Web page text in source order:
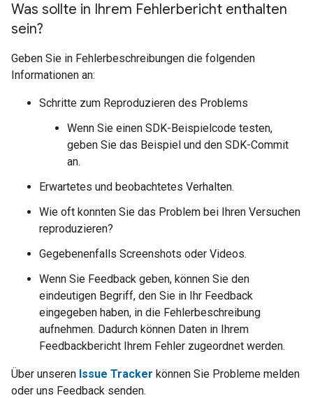
Was sollte in Ihrem Fehlerbericht enthalten
sein?
Geben Sie in Fehlerbeschreibungen die folgenden
Informationen an:
Schritte zum Reproduzieren des Problems
Wenn Sie einen SDK-Beispielcode testen,
geben Sie das Beispiel und den SDK-Commit
an.
Erwartetes und beobachtetes Verhalten.
Wie oft konnten Sie das Problem bei Ihren Versuchen
reproduzieren?
Gegebenenfalls Screenshots oder Videos.
Wenn Sie Feedback geben, können Sie den
eindeutigen Begriff, den Sie in Ihr Feedback
eingegeben haben, in die Fehlerbeschreibung
aufnehmen. Dadurch können Daten in Ihrem
Feedbackbericht Ihrem Fehler zugeordnet werden.
Über unseren Issue Tracker können Sie Probleme melden
oder uns Feedback senden.